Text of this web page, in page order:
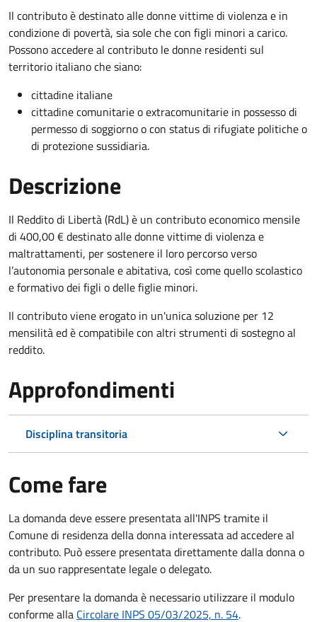
Il contributo è destinato alle donne vittime di violenza e in
condizione di povertà, sia sole che con figli minori a carico.
Possono accedere al contributo le donne residenti sul
territorio italiano che siano:
cittadine italiane
cittadine comunitarie o extracomunitarie in possesso di
permesso di soggiorno o con status di rifugiate politiche o
di protezione sussidiaria.
Descrizione
Il Reddito di Libertà (RdL) è un contributo economico mensile
di 400,00 € destinato alle donne vittime di violenza e
maltrattamenti, per sostenere il loro percorso verso
l’autonomia personale e abitativa, così come quello scolastico
e formativo dei figli o delle figlie minori.
Il contributo viene erogato in un'unica soluzione per 12
mensilità ed è compatibile con altri strumenti di sostegno al
reddito.
Approfondimenti
Disciplina transitoria
Come fare
La domanda deve essere presentata all'INPS tramite il
Comune di residenza della donna interessata ad accedere al
contributo. Può essere presentata direttamente dalla donna o
da un suo rappresentate legale o delegato.
Per presentare la domanda è necessario utilizzare il modulo
conforme alla Circolare INPS 05/03/2025, n. 54.